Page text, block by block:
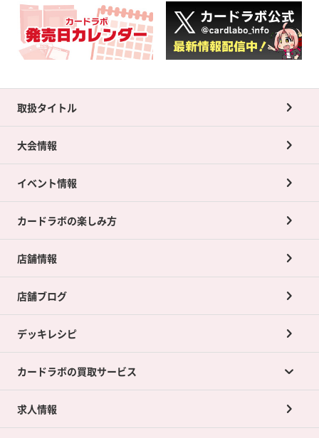
取扱タイトル
大会情報
イベント情報
カードラボの楽しみ方
店舗情報
店舗ブログ
デッキレシピ
カードラボの買取サービス
カードラボの買取サービスTOP
求人情報